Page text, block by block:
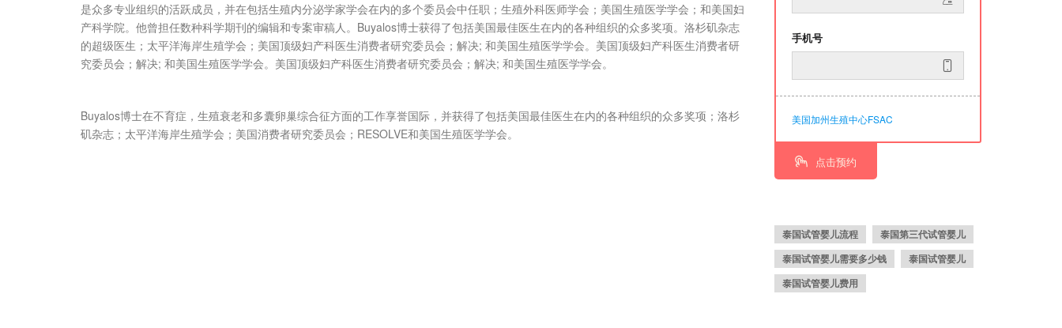
是众多专业组织的活跃成员，并在包括生殖内分泌学家学会在内的多个委员会中任职；生殖外科医师学会；美国生殖医学学会；和美国妇
产科学院。他曾担任数种科学期刊的编辑和专案审稿人。Buyalos博士获得了包括美国最佳医生在内的各种组织的众多奖项。洛杉矶杂志
的超级医生；太平洋海岸生殖学会；美国顶级妇产科医生消费者研究委员会；解决; 和美国生殖医学学会。美国顶级妇产科医生消费者研
究委员会；解决; 和美国生殖医学学会。美国顶级妇产科医生消费者研究委员会；解决; 和美国生殖医学学会。
Buyalos博士在不育症，生殖衰老和多囊卵巢综合征方面的工作享誉国际，并获得了包括美国最佳医生在内的各种组织的众多奖项；洛杉
矶杂志；太平洋海岸生殖学会；美国消费者研究委员会；RESOLVE和美国生殖医学学会。
手机号
美国加州生殖中心FSAC
点击预约
泰国试管婴儿流程
泰国第三代试管婴儿
泰国试管婴儿需要多少钱
泰国试管婴儿
泰国试管婴儿费用